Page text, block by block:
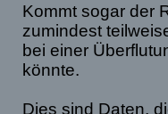
Kommt sogar der
zumindest
bei einer
könnte.
Dies sind Daten,